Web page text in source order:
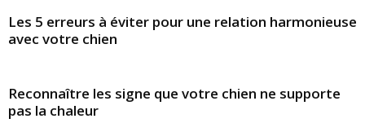
Les 5 erreurs à éviter pour une relation harmonieuse
avec votre chien
Reconnaître les signe que votre chien ne supporte
pas la chaleur